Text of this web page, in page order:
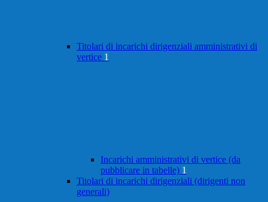
Titolari di incarichi dirigenziali amministrativi di
vertice 1
Incarichi amministrativi di vertice (da
pubblicare in tabelle) 1
Titolari di incarichi dirigenziali (dirigenti non
generali)